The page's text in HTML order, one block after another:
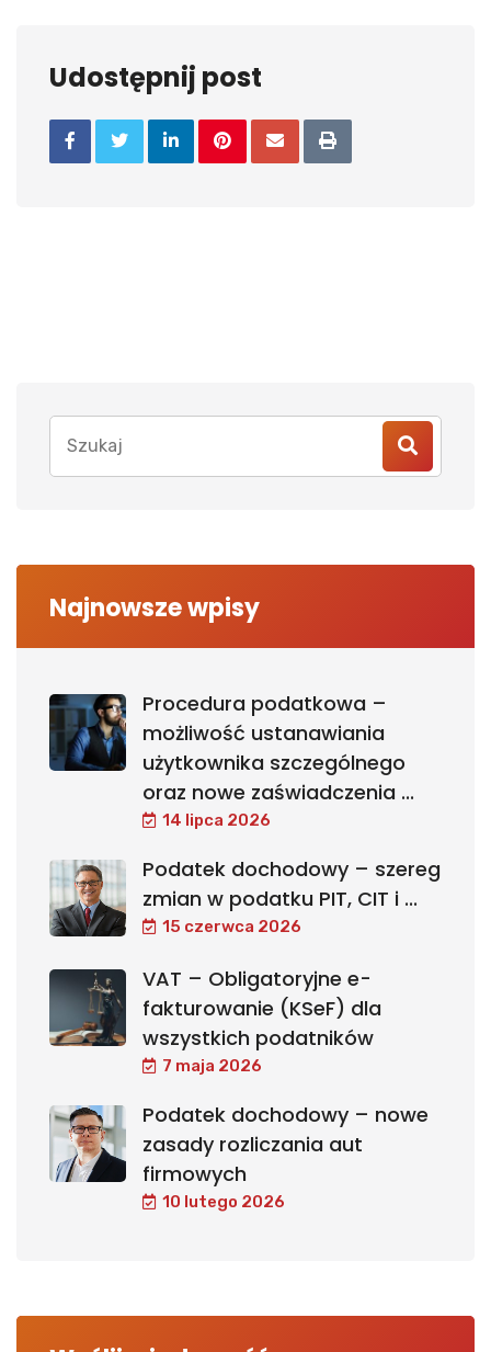
Udostępnij post
for:
Najnowsze wpisy
Procedura podatkowa –
możliwość ustanawiania
użytkownika szczególnego
oraz nowe zaświadczenia ...
14 lipca 2026
Podatek dochodowy – szereg
zmian w podatku PIT, CIT i ...
15 czerwca 2026
VAT – Obligatoryjne e-
fakturowanie (KSeF) dla
wszystkich podatników
7 maja 2026
Podatek dochodowy – nowe
zasady rozliczania aut
firmowych
10 lutego 2026